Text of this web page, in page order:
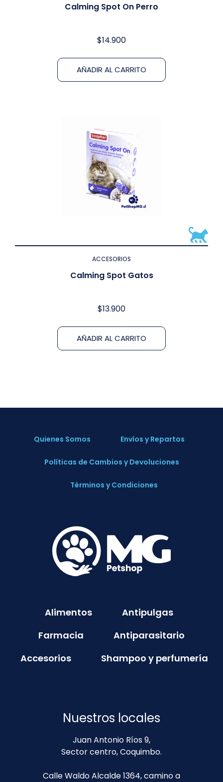
Calming Spot On Perro
$14.900
AÑADIR AL CARRITO
ACCESORIOS
Calming Spot Gatos
$13.900
AÑADIR AL CARRITO
Quienes Somos Envíos y Repartos
Políticas de Cambios y Devoluciones
Términos y Condiciones
Alimentos
Antipulgas
Farmacia
Antiparasitario
Accesorios
Shampoo y perfumería
Nuestros locales
Juan Antonio Ríos 9,
Sector centro, Coquimbo.
Calle Waldo Alcalde 1364, camino a